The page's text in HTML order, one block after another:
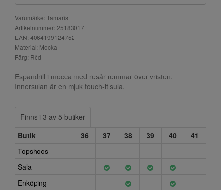
Varumärke: Tamaris
Artikelnummer: 25183017
EAN: 4064199124752
Material: Mocka
Färg: Röd
Espandrill i mocca med resår remmar över vristen.
Innersulan är en mjuk touch-it sula.
Finns i 3 av 5 butiker
Butik
36 37 38 39 40
41
Topshoes
Sala
Enköping